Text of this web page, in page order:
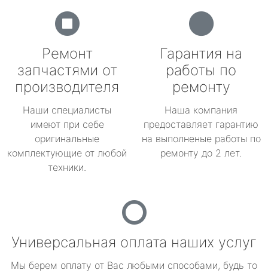
Ремонт
запчастями от
производителя
Наши специалисты
имеют при себе
оригинальные
комплектующие от любой
техники.
Гарантия на
работы по
ремонту
Наша компания
предоставляет гарантию
на выполненые работы по
ремонту до 2 лет.
Универсальная оплата наших услуг
Мы берем оплату от Вас любыми способами, будь то